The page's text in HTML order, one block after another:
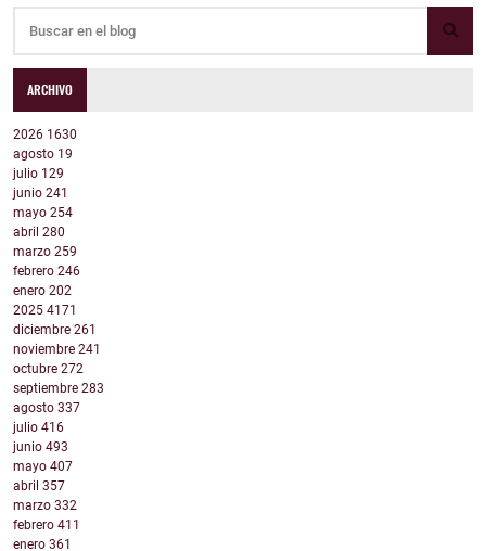
ARCHIVO
2026 1630
agosto 19
julio 129
junio 241
mayo 254
abril 280
marzo 259
febrero 246
enero 202
2025 4171
diciembre 261
noviembre 241
octubre 272
septiembre 283
agosto 337
julio 416
junio 493
mayo 407
abril 357
marzo 332
febrero 411
enero 361